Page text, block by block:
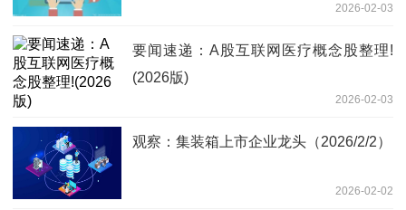
2026-02-03
要闻速递：A股互联网医疗概念股整理!
(2026版)
2026-02-03
观察：集装箱上市企业龙头（2026/2/2）
2026-02-02